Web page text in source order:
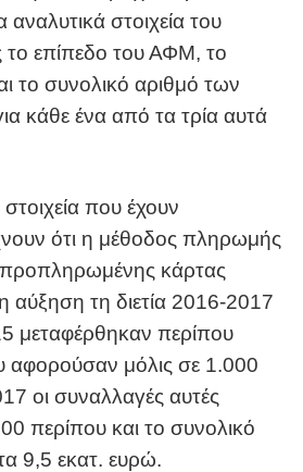
στοιχεία του
το επίπεδο του ΑΦΜ, το
το συνολικό αριθμό των
κάθε ένα από τα τρία αυτά
στοιχεία που έχουν
ότι η μέθοδος πληρωμής
κάρτας
αύξηση τη διετία 2016-2017
μεταφέρθηκαν περίπου
μόλις σε 1.000
οι συναλλαγές αυτές
περίπου και το συνολικό
9,5 εκατ. ευρώ.